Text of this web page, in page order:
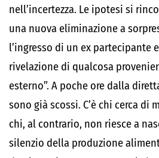
nell’incertezza. Le ipotesi si
una nuova eliminazione a
l’ingresso di un ex partecipante
rivelazione di qualcosa
esterno”. A poche ore dalla
sono già scossi. C’è chi cerca di
chi, al contrario, non riesce a
silenzio della produzione